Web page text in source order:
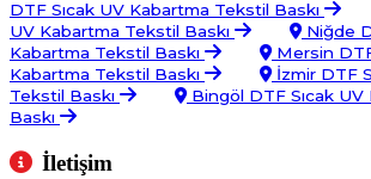
DTF Sıcak UV Kabartma Tekstil Baskı
UV Kabartma Tekstil Baskı
Niğde
Kabartma Tekstil Baskı
Mersin
Kabartma Tekstil Baskı
İzmir DTF
Tekstil Baskı
Bingöl DTF Sıcak
Baskı
İletişim